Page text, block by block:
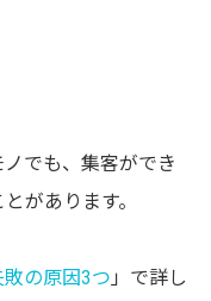
でも、集客ができ
があります。
敗の原因3つ 」で詳し